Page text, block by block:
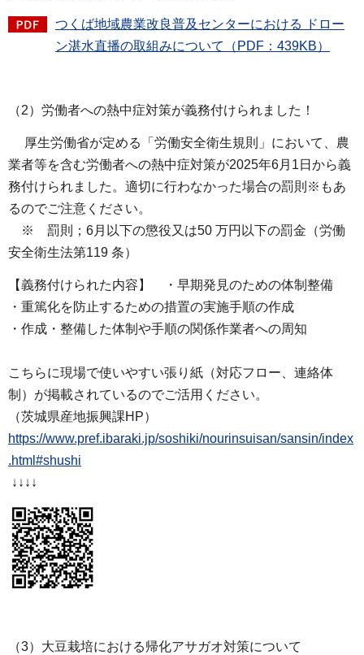
つくば地域農業改良普及センターにおける ドロー
ン湛水直播の取組みについて（PDF：439KB）
（2）労働者への熱中症対策が義務付けられました！
厚生労働省が定める「労働安全衛生規則」において、農
業者等を含む労働者への熱中症対策が2025年6月1日から義
務付けられました。適切に行わなかった場合の罰則※もあ
るのでご注意ください。
※ 罰則；6月以下の懲役又は50 万円以下の罰金（労働
安全衛生法第119 条）
【義務付けられた内容】 ・早期発見のための体制整備
・重篤化を防止するための措置の実施手順の作成
・作成・整備した体制や手順の関係作業者への周知
こちらに現場で使いやすい張り紙（対応フロー、連絡体
制）が掲載されているのでご活用ください。
（茨城県産地振興課HP）
https://www.pref.ibaraki.jp/soshiki/nourinsuisan/sansin/index
.html#shushi
↓↓↓↓
（3）大豆栽培における帰化アサガオ対策について